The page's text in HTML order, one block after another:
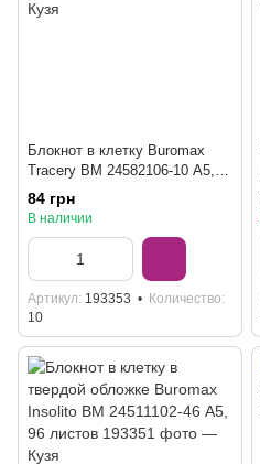
Блокнот в клетку Buromax
Tracery BM 24582106-10 А5,
80 листов, твердая обложка
84 грн
В наличии
Артикул 193353
Количество
10